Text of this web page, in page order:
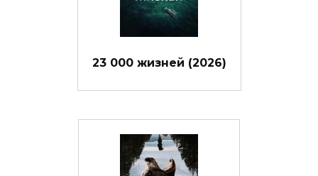
23 000 жизней (2026)